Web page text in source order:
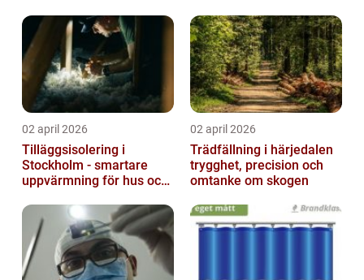
02 april 2026
Tilläggsisolering i
Stockholm - smartare
uppvärmning för hus och
02 april 2026
Trädfällning i härjedalen
trygghet, precision och
omtanke om skogen